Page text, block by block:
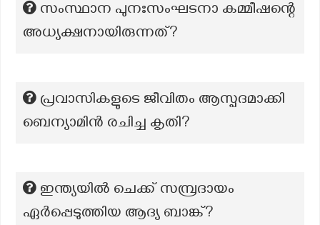
സംസ്ഥാന പുനഃസംഘടനാ കമ്മീഷന്റെ
അധ്യക്ഷനായിരുന്നത്?
പ്രവാസികളുടെ ജീവിതം ആസ്പദമാക്കി
ബെന്യാമിൻ രചിച്ച കൃതി?
ഇന്ത്യയിൽ ചെക്ക് സമ്പ്രദായം
ഏർപ്പെടുത്തിയ ആദ്യ ബാങ്ക്?